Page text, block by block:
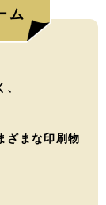
ム
ざまな印刷物